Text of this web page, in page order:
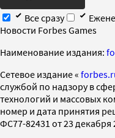
Все сразу
Новости Forbes Games
Наименование издания:
Cетевое издание «
службой по надзору в
технологий и массовых
номер и дата принятия
ФС77-82431 от 23 декабря